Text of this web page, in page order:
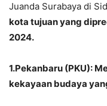
Juanda Surabaya di
kota tujuan yang
2024.
1.Pekanbaru (PKU):
kekayaan budaya